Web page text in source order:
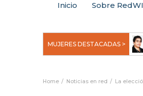
Inicio Sobre
MUJERES DESTACADAS >
Uchegbu, pionera en
Home Noticias en red La